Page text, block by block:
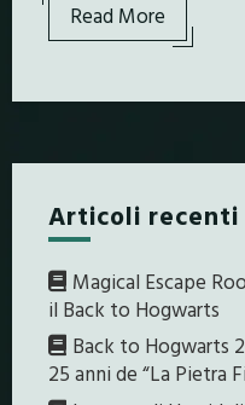
Read More
Articoli recenti
Magical Escape
il Back to Hogwarts
Back to Hogwarts
25 anni de “La Pietra